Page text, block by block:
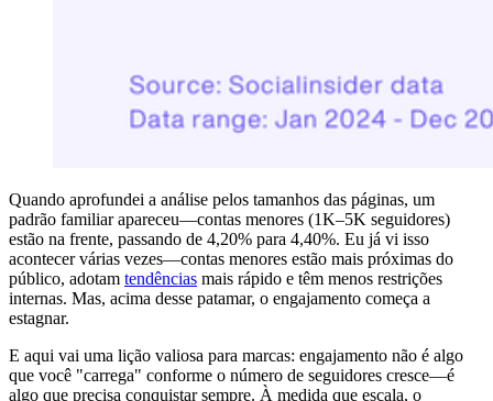
Quando aprofundei a análise pelos tamanhos das páginas, um
padrão familiar apareceu—contas menores (1K–5K seguidores)
estão na frente, passando de 4,20% para 4,40%. Eu já vi isso
acontecer várias vezes—contas menores estão mais próximas do
público, adotam tendências mais rápido e têm menos restrições
internas. Mas, acima desse patamar, o engajamento começa a
estagnar.
E aqui vai uma lição valiosa para marcas: engajamento não é algo
que você "carrega" conforme o número de seguidores cresce—é
algo que precisa conquistar sempre. À medida que escala, o